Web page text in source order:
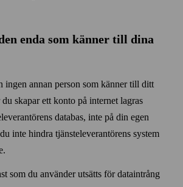
enda som känner till dina
ingen annan person som känner till ditt
skapar ett konto på internet lagras
data­bas, inte på din egen
inte hindra tjänste­leverantörens system
som du använder utsätts för data­intrång